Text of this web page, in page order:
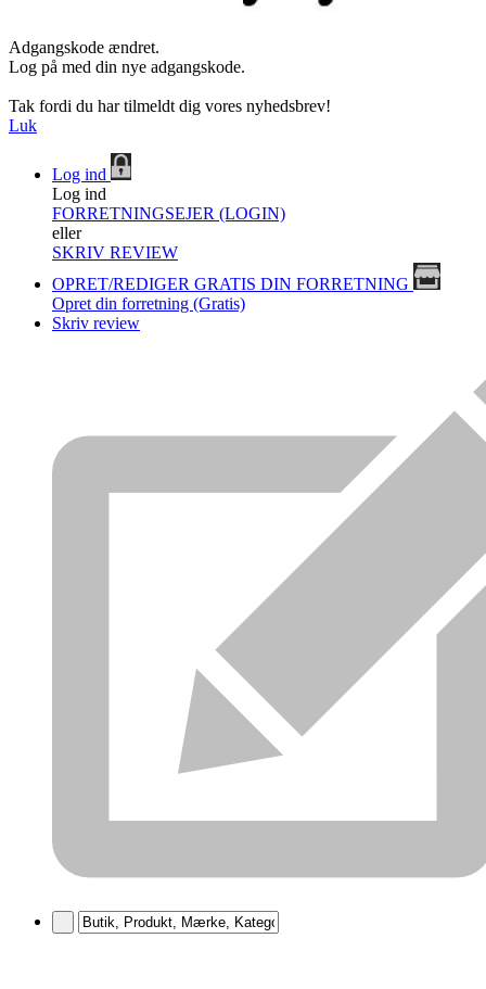
Adgangskode ændret.
Log på med din nye adgangskode.
Tak fordi du har tilmeldt dig vores nyhedsbrev!
Luk
Log ind
Log ind
FORRETNINGSEJER (LOGIN)
eller
SKRIV REVIEW
OPRET/REDIGER GRATIS DIN FORRETNING
Opret din forretning (Gratis)
Skriv review